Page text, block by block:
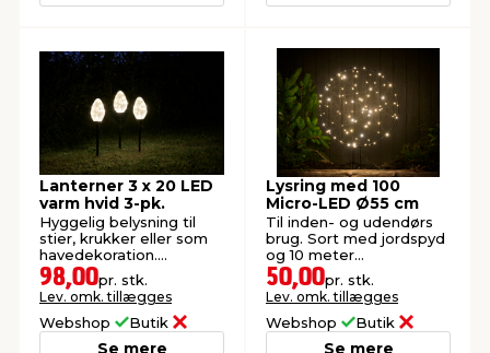
Lanterner 3 x 20 LED
varm hvid 3-pk.
Hyggelig belysning til
stier, krukker eller som
havedekoration.
Batteridrevet.
98,00pr. stk.
Lev. omk. tillægges
Webshop Butik
Se mere
Lysring med 100
Micro-LED Ø55 cm
Til inden- og udendørs
brug. Sort med jordspyd
og 10 meter
tilgangskabel.
50,00pr. stk.
Lev. omk. tillægges
Webshop Butik
Se mere